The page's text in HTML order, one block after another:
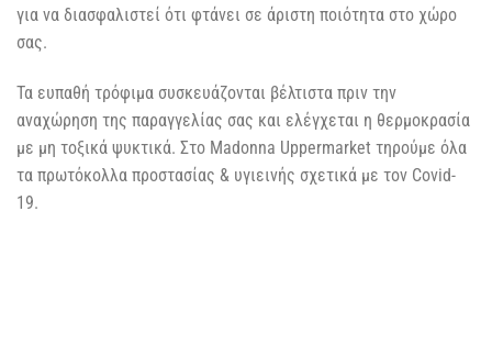
για να διασφαλιστεί ότι φτάνει σε άριστη ποιότητα στο χώρο
σας.
Τα ευπαθή τρόφιμα συσκευάζονται βέλτιστα πριν την
αναχώρηση της παραγγελίας σας και ελέγχεται η θερμοκρασία
με μη τοξικά ψυκτικά. Στο Madonna Uppermarket τηρούμε όλα
τα πρωτόκολλα προστασίας & υγιεινής σχετικά με τον Covid-
19.